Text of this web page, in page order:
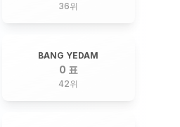
36위
BANG YEDAM
0 표
42위